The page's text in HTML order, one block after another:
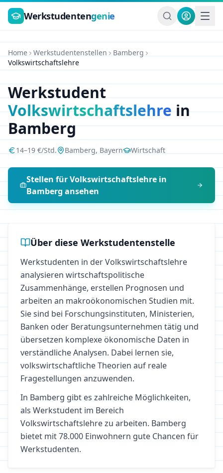
Zum Hauptinhalt springen
Werkstudentengenie
Home Werkstudentenstellen
Bamberg
Volkswirtschaftslehre
Werkstudent
Volkswirtschaftslehrein
Bamberg
14–19 €/Std. Bamberg, Bayern Wirtschaft
Stellen fürVolkswirtschaftslehrein
Bamberg ansehen
Über diese Werkstudentenstelle
Werkstudenten in der Volkswirtschaftslehre
analysieren wirtschaftspolitische
Zusammenhänge, erstellen Prognosen und
arbeiten an makroökonomischen Studien mit.
Sie sind bei Forschungsinstituten, Ministerien,
Banken oder Beratungsunternehmen tätig und
übersetzen komplexe ökonomische Daten in
verständliche Analysen. Dabei lernen sie,
volkswirtschaftliche Theorien auf reale
Fragestellungen anzuwenden.
In Bamberg gibt es zahlreiche Möglichkeiten,
als Werkstudent im Bereich
Volkswirtschaftslehrezu arbeiten. Bamberg
bietet mit 78.000 Einwohnern gute Chancen für
Werkstudenten.